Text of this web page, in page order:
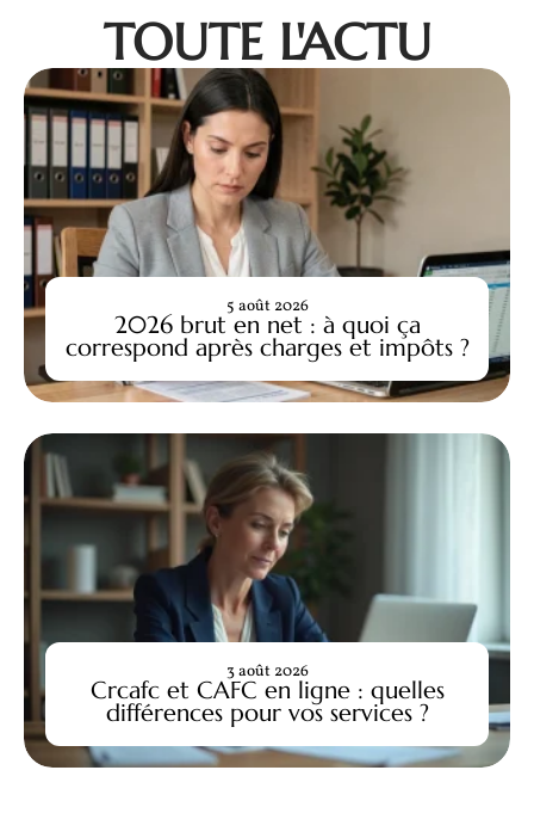
TOUTE L'ACTU
2026 brut en net : à quoi ça
correspond après charges et impôts ?
5 août 2026
Crcafc et CAFC en ligne : quelles
différences pour vos services ?
3 août 2026